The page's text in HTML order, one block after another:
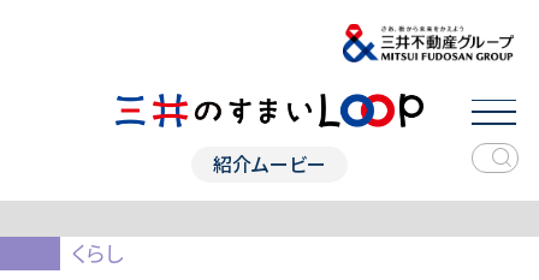
紹介ムービー
くらし